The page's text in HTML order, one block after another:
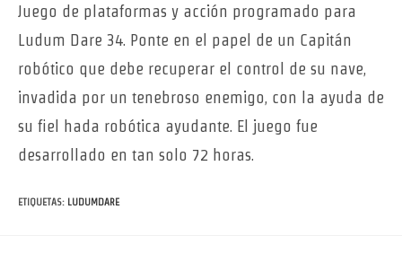
Juego de plataformas y acción programado para
Ludum Dare 34. Ponte en el papel de un Capitán
robótico que debe recuperar el control de su nave,
invadida por un tenebroso enemigo, con la ayuda de
su fiel hada robótica ayudante. El juego fue
desarrollado en tan solo 72 horas.
ETIQUETAS: LUDUMDARE